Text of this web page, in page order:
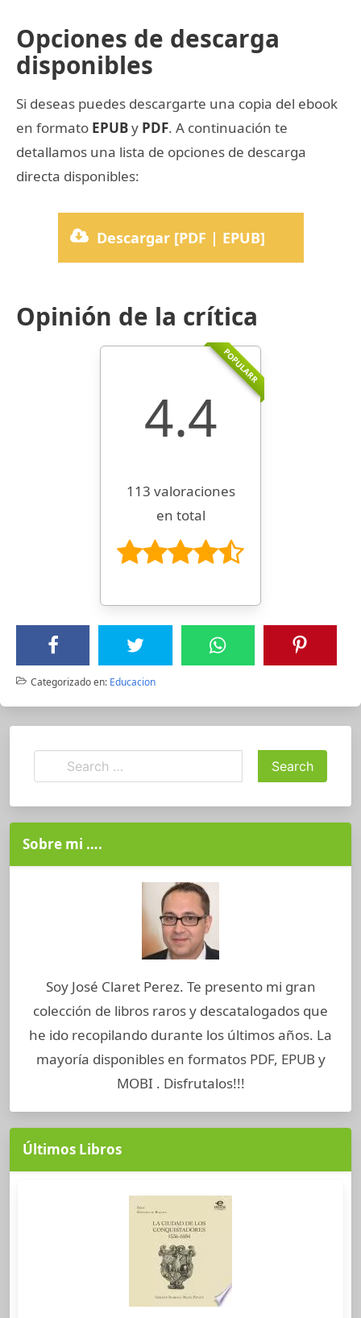
Opciones de descarga
disponibles
Si deseas puedes descargarte una copia del ebook
en formato EPUBy PDF. A continuación te
detallamos una lista de opciones de descarga
directa disponibles:
Descargar [PDF | EPUB]
Opinión de la crítica
POPULARR
4.4
113 valoraciones
en total
Categorizado en: Educacion
Sobre mi ….
Soy José Claret Perez. Te presento mi gran
colección de libros raros y descatalogados que
he ido recopilando durante los últimos años. La
mayoría disponibles en formatos PDF, EPUB y
MOBI . Disfrutalos!!!
Últimos Libros